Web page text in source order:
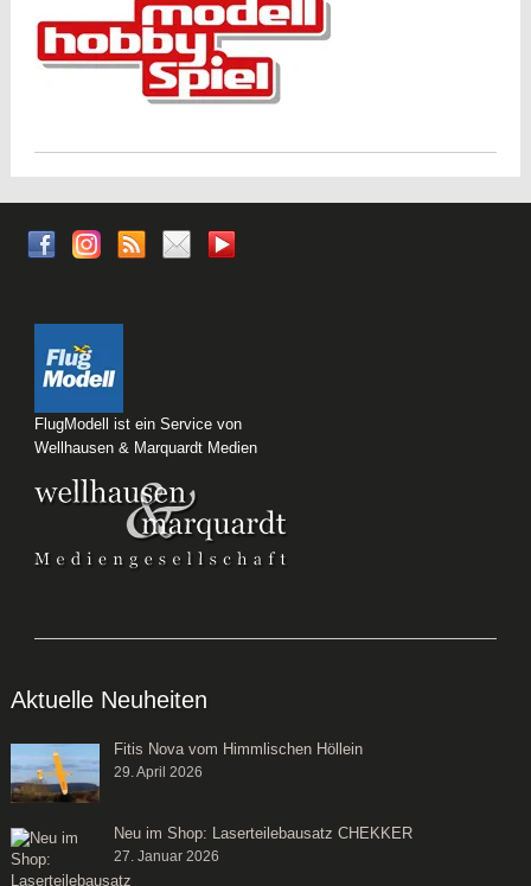
FlugModell ist ein Service von
Wellhausen & Marquardt Medien
Aktuelle Neuheiten
Fitis Nova vom Himmlischen Höllein
29. April 2026
Neu im Shop: Laserteilebausatz CHEKKER
27. Januar 2026